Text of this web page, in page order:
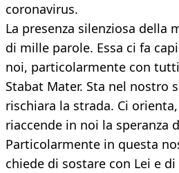
coronavirus.
La presenza silenziosa della
di mille parole. Essa ci fa
noi, particolarmente con
Stabat Mater. Sta nel nostro
rischiara la strada. Ci
riaccende in noi la speranza
Particolarmente in questa
chiede di sostare con Lei e